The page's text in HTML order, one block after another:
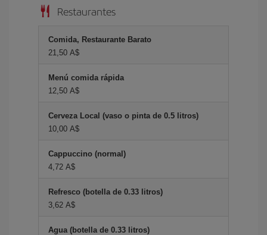
Restaurantes
Comida, Restaurante Barato
21,50 A$
Menú comida rápida
12,50 A$
Cerveza Local (vaso o pinta de 0.5 litros)
10,00 A$
Cappuccino (normal)
4,72 A$
Refresco (botella de 0.33 litros)
3,62 A$
Agua (botella de 0.33 litros)